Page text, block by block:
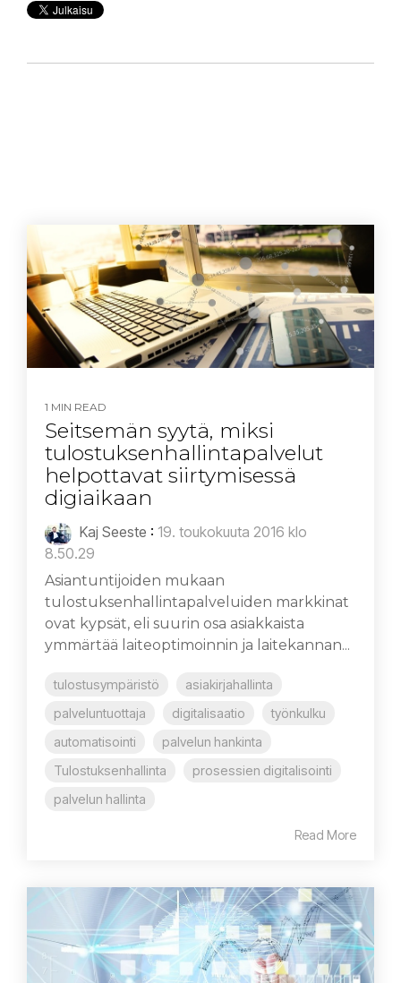
1 MIN READ
Seitsemän syytä, miksi
tulostuksenhallintapalvelut
helpottavat siirtymisessä
digiaikaan
Kaj Seeste : 19. toukokuuta 2016 klo
8.50.29
Asiantuntijoiden mukaan
tulostuksenhallintapalveluiden markkinat
ovat kypsät, eli suurin osa asiakkaista
ymmärtää laiteoptimoinnin ja laitekannan...
tulostusympäristö
asiakirjahallinta
palveluntuottaja
digitalisaatio
työnkulku
automatisointi
palvelun hankinta
Tulostuksenhallinta
prosessien digitalisointi
palvelun hallinta
Read More